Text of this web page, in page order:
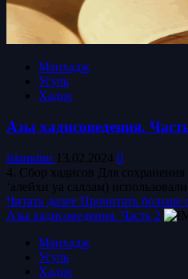
Манхадж
Усуль
Хадис
Азы хадисоведения.
islamdinr 13.02.2024 0
4. Сбор хадисов Для сохранения
‘алейхи уа саллам)
Читать далее Прочитать больше
Азы хадисоведения. Часть 2
Манхадж
Усуль
Хадис